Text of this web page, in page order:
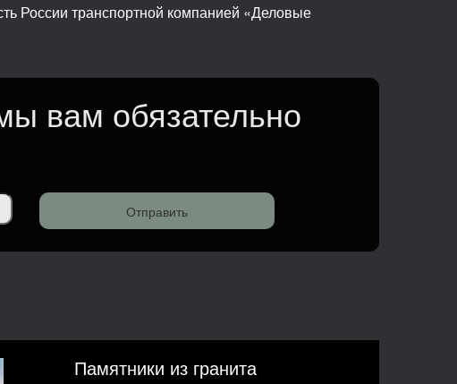
России транспортной компанией «Деловые
вам обязательно
Памятники из гранита